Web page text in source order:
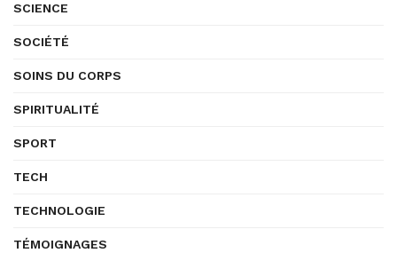
SCIENCE
SOCIÉTÉ
SOINS DU CORPS
SPIRITUALITÉ
SPORT
TECH
TECHNOLOGIE
TÉMOIGNAGES